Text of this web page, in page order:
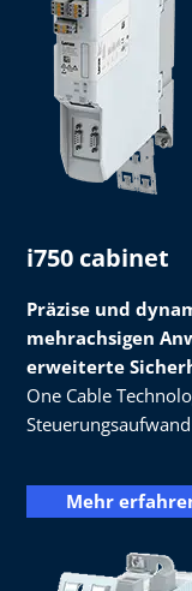
i750 cabinet
Präzise und
mehrachsigen
erweiterte
One Cable
Mehr